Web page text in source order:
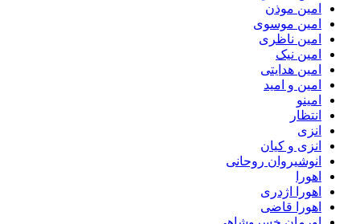
امین موذن
امین موسوی
امین ناظری
امین نیک
امین هدایتی
امین و امید
امینو
انتظار
انزی
انزی و کیان
انوشیروان روحانی
اهورا
اهورا اژدری
اهورا قاضی